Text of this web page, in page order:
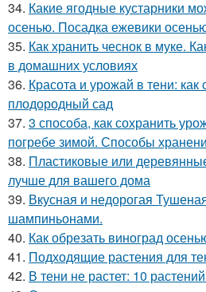
34. Какие ягодные кустарники
осенью. Посадка ежевики
35. Как хранить чеснок в муке.
в домашних условиях
36. Красота и урожай в тени: как
плодородный сад
37. 3 способа, как сохранить
погребе зимой. Способы
38. Пластиковые или
лучше для вашего дома
39. Вкусная и недорогая
шампиньонами.
40. Как обрезать виноград
41. Подходящие растения для
42. В тени не растет: 10